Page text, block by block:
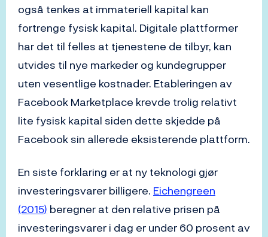
også tenkes at immateriell kapital kan
fortrenge fysisk kapital. Digitale plattformer
har det til felles at tjenestene de tilbyr, kan
utvides til nye markeder og kundegrupper
uten vesentlige kostnader. Etableringen av
Facebook Marketplace krevde trolig relativt
lite fysisk kapital siden dette skjedde på
Facebook sin allerede eksisterende plattform.
En siste forklaring er at ny teknologi gjør
investeringsvarer billigere. Eichengreen
(2015) beregner at den relative prisen på
investeringsvarer i dag er under 60 prosent av